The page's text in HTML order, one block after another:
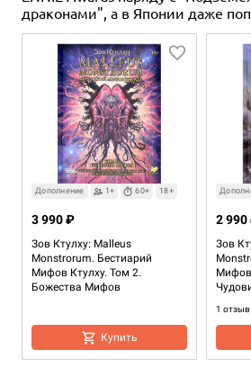
драконами", а в Японии даже
Дополнение 1+ 60+ 18+
Зов Ктулху: Malleus
Monstrorum. Бестиарий
Мифов Ктулху. Том 2.
Божества Мифов
3 990 ₽
Купить
Зов
Мифов
1 отзыв
2 990